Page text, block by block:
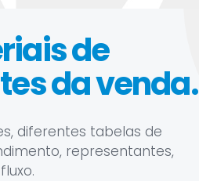
de
da venda.
diferentes tabelas de
representantes,